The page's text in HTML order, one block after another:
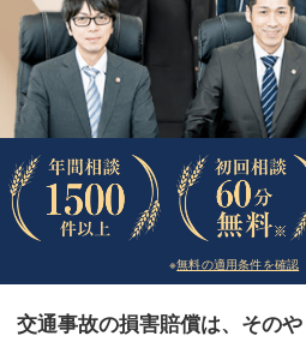
離婚（夫婦間トラブル）
企業法務
労働問題（解雇，残業等）
刑事弁護
交通事故
法律相談など（その他）
※無料の適用条件を確認
交通事故の損害賠償は、その
離婚（夫婦間トラブル）
企業法務
労働問題（解雇，残業等）
刑事弁護
交通事故
法律相談など（その他）